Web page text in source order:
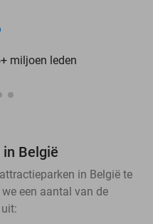
miljoen leden
België
in België te
een aantal van de